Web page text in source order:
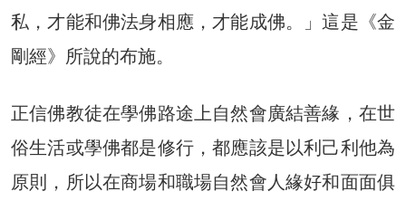
私，才能和佛法身相應，才能成佛。」這是《金
剛經》所說的布施。
正信佛教徒在學佛路途上自然會廣結善緣，在世
俗生活或學佛都是修行，都應該是以利己利他為
原則，所以在商場和職場自然會人緣好和面面俱